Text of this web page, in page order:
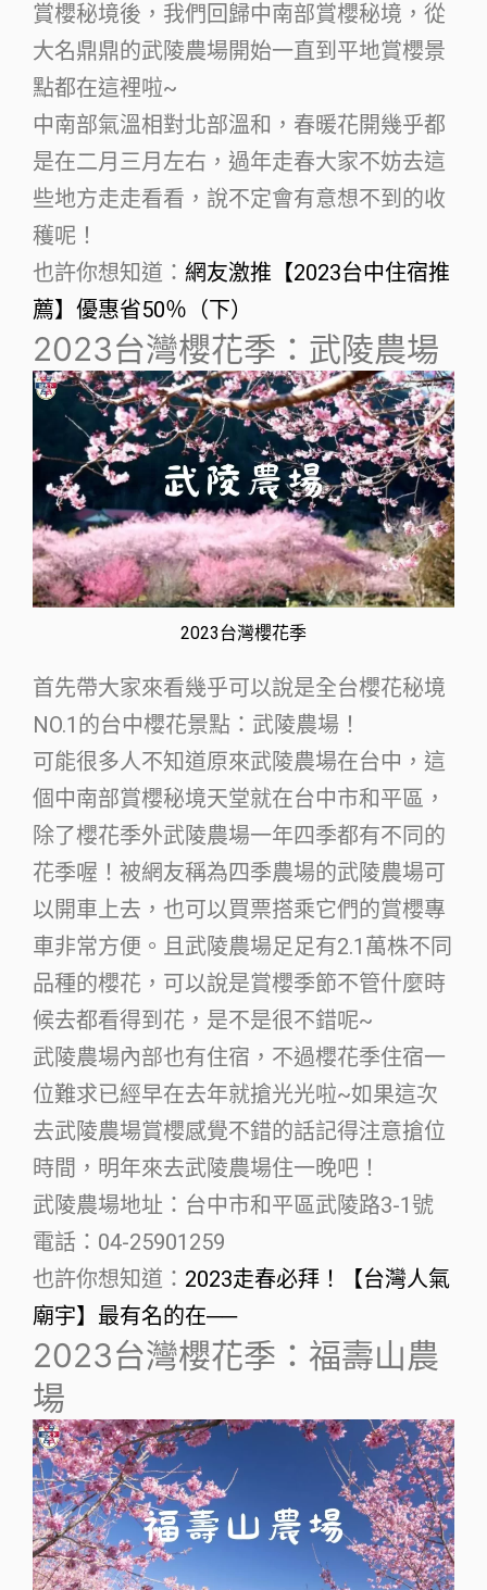
賞櫻秘境後，我們回歸中南部賞櫻秘境，從
大名鼎鼎的武陵農場開始一直到平地賞櫻景
點都在這裡啦~
中南部氣溫相對北部溫和，春暖花開幾乎都
是在二月三月左右，過年走春大家不妨去這
些地方走走看看，說不定會有意想不到的收
穫呢！
也許你想知道： 網友激推【2023台中住宿推
薦】優惠省50％（下）
2023台灣櫻花季：武陵農場
2023台灣櫻花季
首先帶大家來看幾乎可以說是全台櫻花秘境
NO.1的台中櫻花景點：武陵農場！
可能很多人不知道原來武陵農場在台中，這
個中南部賞櫻秘境天堂就在台中市和平區，
除了櫻花季外武陵農場一年四季都有不同的
花季喔！被網友稱為四季農場的武陵農場可
以開車上去，也可以買票搭乘它們的賞櫻專
車非常方便。且武陵農場足足有2.1萬株不同
品種的櫻花，可以說是賞櫻季節不管什麼時
候去都看得到花，是不是很不錯呢~
武陵農場內部也有住宿，不過櫻花季住宿一
位難求已經早在去年就搶光光啦~如果這次
去武陵農場賞櫻感覺不錯的話記得注意搶位
時間，明年來去武陵農場住一晚吧！
武陵農場地址：台中市和平區武陵路3-1號
電話：04-25901259
也許你想知道： 2023走春必拜！【台灣人氣
廟宇】最有名的在──
2023台灣櫻花季：福壽山農
場